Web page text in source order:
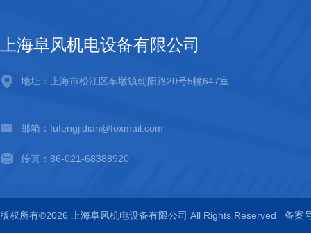
上海阜风机电设备有限公司
地址：上海市松江区车墩镇朝阳路20号5幢647室
邮箱：fufengjidian@foxmail.com
传真：86-021-68388920
版权所有©2026 上海阜风机电设备有限公司 All Rights Reserved 备案